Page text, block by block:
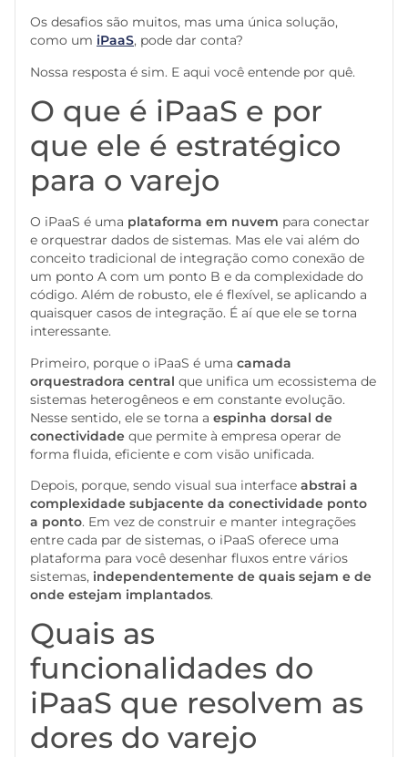
Os desafios são muitos, mas uma única solução,
como um iPaaS, pode dar conta?
Nossa resposta é sim. E aqui você entende por quê.
O que é iPaaS e por
que ele é estratégico
para o varejo
O iPaaS é uma plataforma em nuvem para conectar
e orquestrar dados de sistemas. Mas ele vai além do
conceito tradicional de integração como conexão de
um ponto A com um ponto B e da complexidade do
código. Além de robusto, ele é flexível, se aplicando a
quaisquer casos de integração. É aí que ele se torna
interessante.
Primeiro, porque o iPaaS é uma camada
orquestradora central que unifica um ecossistema de
sistemas heterogêneos e em constante evolução.
Nesse sentido, ele se torna a espinha dorsal de
conectividade que permite à empresa operar de
forma fluida, eficiente e com visão unificada.
Depois, porque, sendo visual sua interface abstrai a
complexidade subjacente da conectividade ponto
a ponto. Em vez de construir e manter integrações
entre cada par de sistemas, o iPaaS oferece uma
plataforma para você desenhar fluxos entre vários
sistemas, independentemente de quais sejam e de
onde estejam implantados.
Quais as
funcionalidades do
iPaaS que resolvem as
dores do varejo